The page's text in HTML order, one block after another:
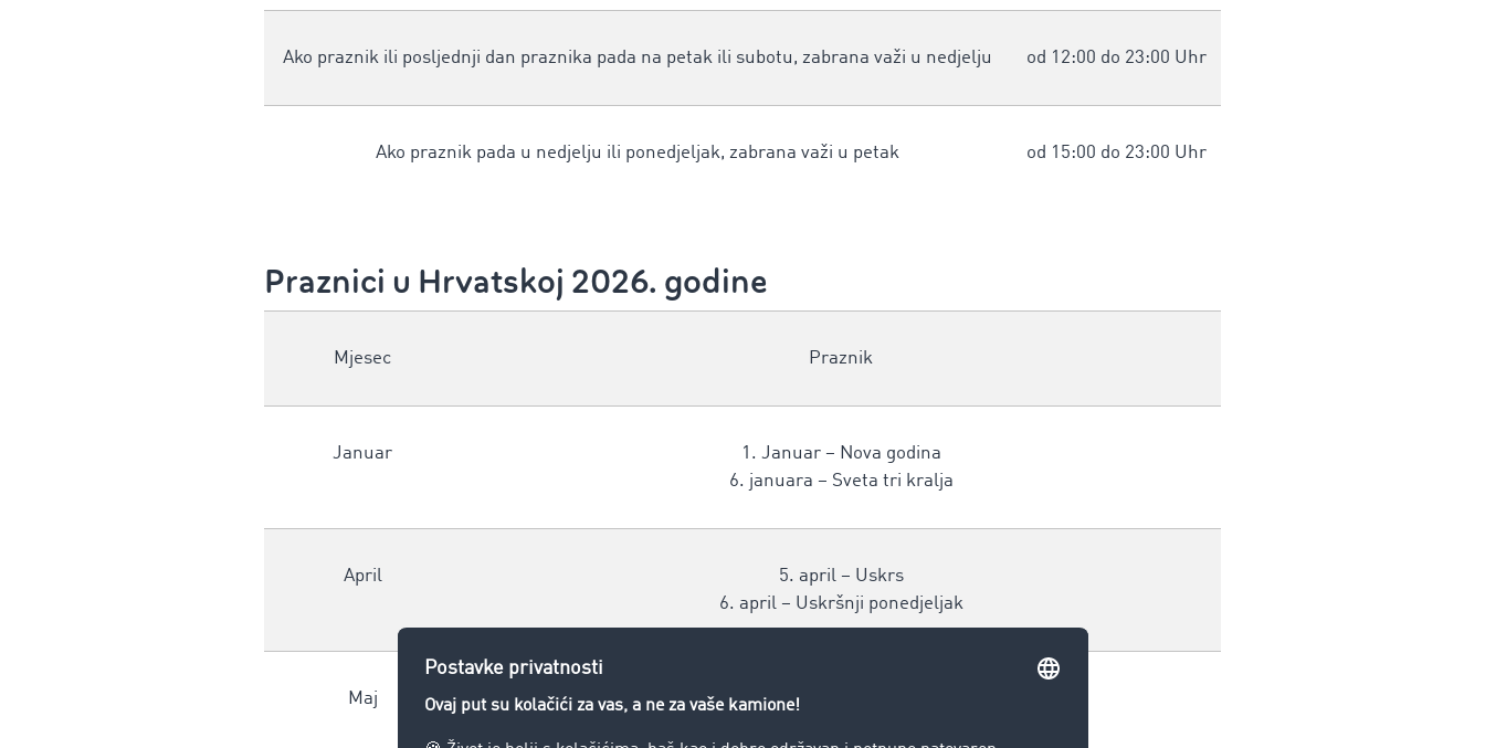
Ako praznik ili posljednji dan praznika pada na petak ili subotu, zabrana važi u nedjelju od 12:00 do 23:00 Uhr
Ako praznik pada u nedjelju ili ponedjeljak, zabrana važi u petak od 15:00 do 23:00 Uhr
Praznici u Hrvatskoj 2026. godine
Mjesec Praznik
Januar
1. Januar – Nova godina
6. januara – Sveta tri kralja
April
5. april – Uskrs
6. april – Uskršnji ponedjeljak
Maj
1. maja – Praznik rada